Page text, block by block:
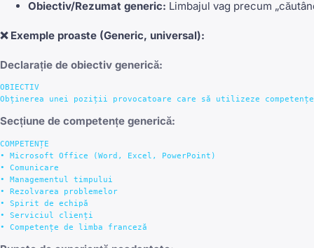
Obiectiv/Rezumat generic: Limbajul vag precum
❌ Exemple proaste (Generic, universal):
Declarație de obiectiv generică:
OBIECTIV
Secțiune de competențe generică:
COMPETENȚE
• Microsoft Office (Word, Excel, PowerPoint)
• Comunicare
• Managementul timpului
• Rezolvarea problemelor
• Spirit de echipă
• Serviciul clienți